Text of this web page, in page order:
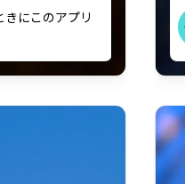
視聴可能地域
イント
おります！